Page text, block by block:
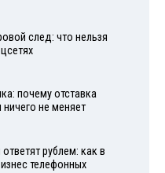
след: что нельзя
почему отставка
не меняет
рублем: как в
телефонных